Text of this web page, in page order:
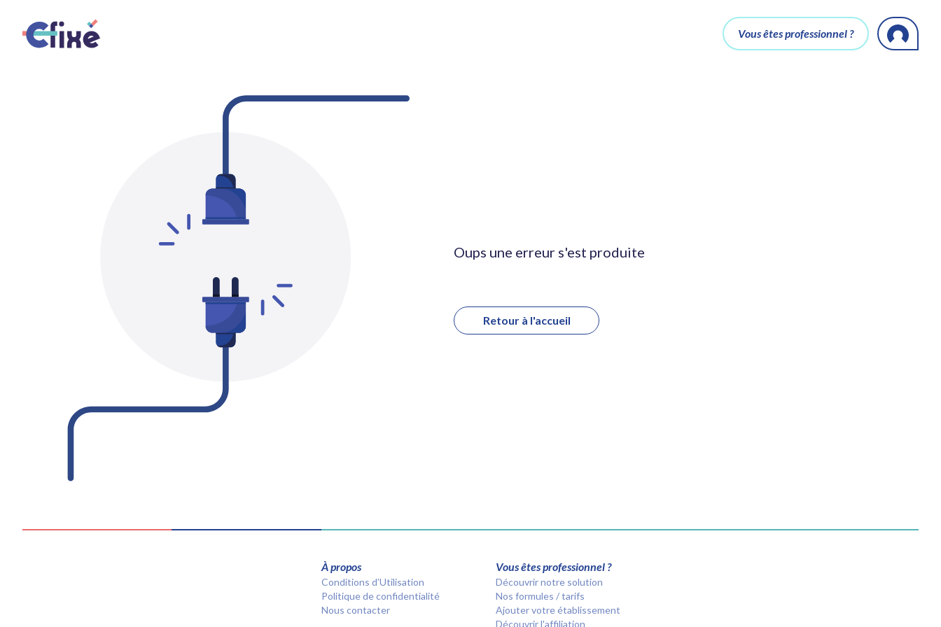
Vous êtes professionnel ?
Oups une erreur s'est produite
Retour à l'accueil
À propos
Conditions d’Utilisation
Politique de confidentialité
Nous contacter
Vous êtes professionnel ?
Découvrir notre solution
Nos formules / tarifs
Ajouter votre établissement
Découvrir l'affiliation